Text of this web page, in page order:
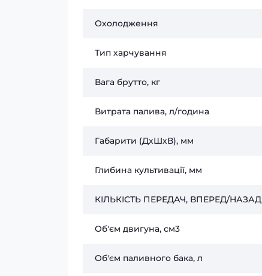
Охолодження
Тип харчування
Вага брутто, кг
Витрата палива, л/година
Габарити (ДхШхВ), мм
Глибина культивації, мм
КІЛЬКІСТЬ ПЕРЕДАЧ, ВПЕРЕД/НАЗАД
Об'єм двигуна, см3
Об'єм паливного бака, л